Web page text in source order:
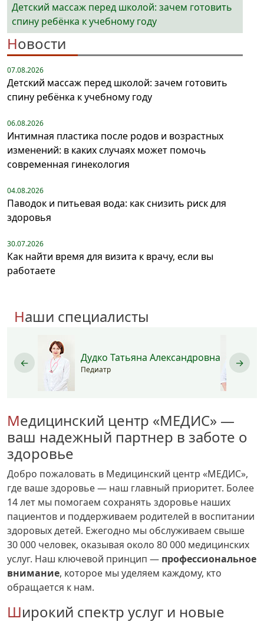
Детский массаж перед школой: зачем готовить
спину ребёнка к учебному году
Новости
07.08.2026
Детский массаж перед школой: зачем готовить
спину ребёнка к учебному году
06.08.2026
Интимная пластика после родов и возрастных
изменений: в каких случаях может помочь
современная гинекология
04.08.2026
Паводок и питьевая вода: как снизить риск для
здоровья
30.07.2026
Как найти время для визита к врачу, если вы
работаете
Наши специалисты
← Дудко Татьяна Александровна
Педиатр
→
Медицинский центр «МЕДИС» —
ваш надежный партнер в заботе о
здоровье
Добро пожаловать в Медицинский центр «МЕДИС»,
где ваше здоровье — наш главный приоритет. Более
14 лет мы помогаем сохранять здоровье наших
пациентов и поддерживаем родителей в воспитании
здоровых детей. Ежегодно мы обслуживаем свыше
30 000 человек, оказывая около 80 000 медицинских
услуг. Наш ключевой принцип — профессиональное
внимание, которое мы уделяем каждому, кто
обращается к нам.
Широкий спектр услуг и новые